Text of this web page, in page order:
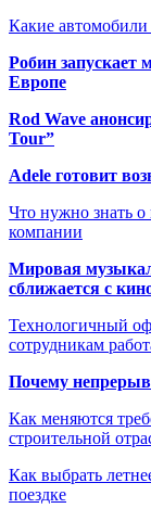
Какие автомобили
Робин запускает
Европе
Rod Wave
Tour”
Adele готовит
Что нужно знать о
компании
Мировая
сближается с
Технологичный
сотрудникам
Почему
Как меняются
строительной
Как выбрать
поездке